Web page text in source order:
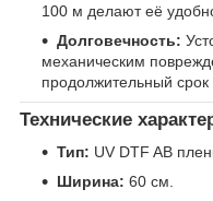
100 м делают её
Долговечность:
механическим
продолжительный срок
Технические
Тип: UV DTF AB
Ширина: 60 см.